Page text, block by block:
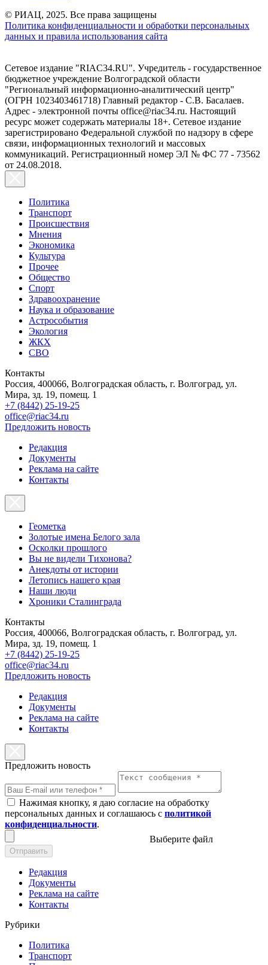
© РИАЦ, 2025. Все права защищены
Политика конфиденциальности и обработки персональных
данных и правила использования сайта
Сетевое издание "RIAC34.RU". Учредитель - государственное
бюджетное учреждение Волгоградской области
"Региональный информационно-аналитический центр"
(ОГРН 1023403461718) Главный редактор - С.В. Басалаев.
Адрес - электронной почты office@riac34.ru. Настоящий
ресурс может содержать материалы 18+. Сетевое издание
зарегистрировано Федеральной службой по надзору в сфере
связи, информационных технологий и массовых
коммуникаций. Регистрационный номер ЭЛ № ФС 77 - 73562
от 24.08.2018.
Политика
Транспорт
Происшествия
Мнения
Экономика
Культура
Прочее
Общество
Спорт
Здравоохранение
Наука и образование
Астрособытия
Экология
ЖКХ
СВО
Контакты
Россия, 400066, Волгоградская область, г. Волгоград, ул.
Мира, зд. 19, помещ. 1
+7 (8442) 25-19-25
office@riac34.ru
Предложить новость
Редакция
Документы
Реклама на сайте
Контакты
Геометка
Золотые имена Белого зала
Осколки прошлого
Вы не видели Тихонова?
Анекдоты от истории
Летопись нашего края
Наши люди
Хроники Сталинграда
Контакты
Россия, 400066, Волгоградская область, г. Волгоград, ул.
Мира, зд. 19, помещ. 1
+7 (8442) 25-19-25
office@riac34.ru
Предложить новость
Редакция
Документы
Реклама на сайте
Контакты
Предложить новость
Нажимая кнопку, я даю согласие на обработку
персональных данных и соглашаюсь с политикой
конфиденциальности.
Выберите файл
Отправить
Редакция
Документы
Реклама на сайте
Контакты
Рубрики
Политика
Транспорт